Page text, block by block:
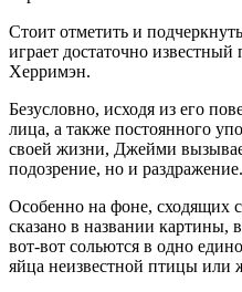
Стоит отметить и
играет достаточно
Херримэн.
Безусловно, исходя из его
лица, а также постоянного
своей жизни, Джейми
подозрение, но и раздражение.
Особенно на фоне,
сказано в названии картины,
вот-вот сольются в одно
яйца неизвестной птицы